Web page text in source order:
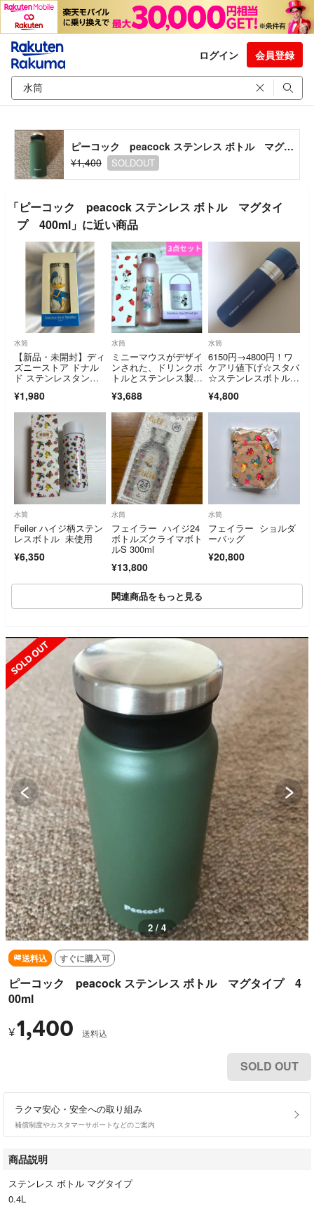
ログイン 会員登録
ピーコック peacock ステンレス ボトル マグタイプ 400ml
¥1,400
SOLDOUT
「ピーコック peacock ステンレス ボトル マグタイ
プ 400ml」に近い商品
水筒
【新品・未開封】ディ
ズニーストア ドナル
ド ステンレスタンブ
¥1,980
水筒
ミニーマウスがデザイ
ンされた、ドリンクボ
トルとステンレス製フ
トです。- キャラクタ
ー: ミニーマウス-
¥3,688
水筒
6150円→4800円！ワ
ケアリ値下げ☆スタバ
☆ステンレスボトル S
ml
¥4,800
水筒
Feiler ハイジ柄ステン
レスボトル 未使用
¥6,350
水筒
フェイラー ハイジ24
ボトルズクライマボト
ルS 300ml
¥13,800
水筒
フェイラー ショルダ
ーバッグ
¥20,800
関連商品をもっと見る
SOLD OUT
2 / 4
送料込 すぐに購入可
ピーコック peacock ステンレス ボトル マグタイプ 4
00ml
¥1,400 送料込
SOLD OUT
ラクマ安心・安全への取り組み
補償制度やカスタマーサポートなどのご案内
商品説明
ステンレス ボトル マグタイプ
0.4L